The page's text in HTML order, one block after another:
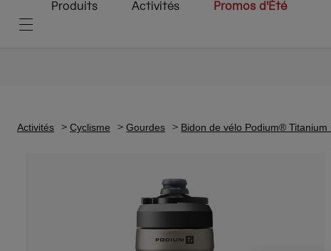
Produits Activités Promos d'Été
Activités Cyclisme Gourdes Bidon de vélo Podium® Titanium